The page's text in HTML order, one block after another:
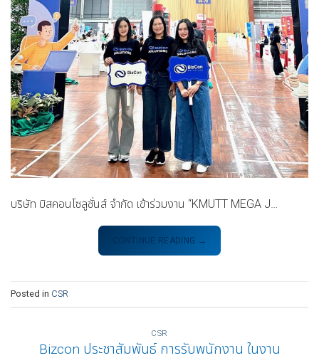
บริษัท บิสคอนโซลูชั่นส์ จำกัด เข้าร่วมงาน “KMUTT MEGA J…
CONTINUE READING →
Posted in CSR
CSR
Bizcon ประชาสัมพันธ์ การรับพนักงาน ในงาน